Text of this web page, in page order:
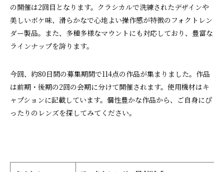
の開催は2回目となります。クラシカルで洗練されたデザインや
美しいボケ味、滑らかなで心地よい操作感が特徴のフォクトレン
ダー製品。また、多種多様なマウントにも対応しており、豊富な
ラインナップを誇ります。
今回、約80日間の募集期間で114点の作品が集まりました。作品
は前期・後期の2回の会期に分けて開催されます。使用機材はキ
ャプションに記載しています。個性豊かな作品から、ご自身にぴ
ったりのレンズを探してみてください。